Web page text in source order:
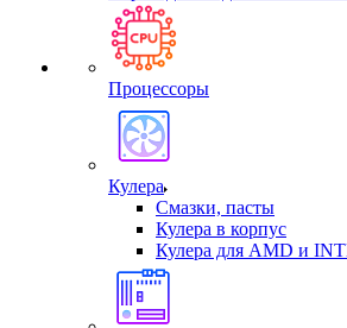
Процессоры
Кулера
Смазки, пасты
Кулера в корпус
Кулера для AMD и